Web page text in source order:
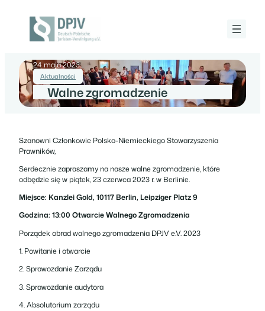
Deutsch-
Polnische
Vereinigung
e.V.
24 maja 2023
Aktualności
Walne zgromadzenie
Szanowni Członkowie Polsko-Niemieckiego Stowarzyszenia
Prawników,
Serdecznie zapraszamy na nasze walne zgromadzenie, które
odbędzie się w piątek, 23 czerwca 2023 r. w Berlinie.
Miejsce: Kanzlei Gold, 10117 Berlin, Leipziger Platz 9
Godzina: 13:00 Otwarcie Walnego Zgromadzenia
Porządek obrad walnego zgromadzenia DPJV e.V. 2023
1. Powitanie i otwarcie
2. Sprawozdanie Zarządu
3. Sprawozdanie audytora
4. Absolutorium zarządu